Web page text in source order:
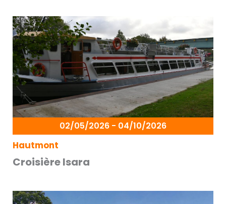
02/05/2026 - 04/10/2026
Hautmont
Croisière Isara